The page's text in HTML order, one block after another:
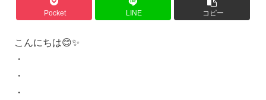
Pocket LINE コピー
こんにちは😊✨
・
・
・